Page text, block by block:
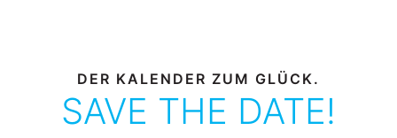
DER KALENDER ZUM GLÜCK.
SAVE THE DATE!